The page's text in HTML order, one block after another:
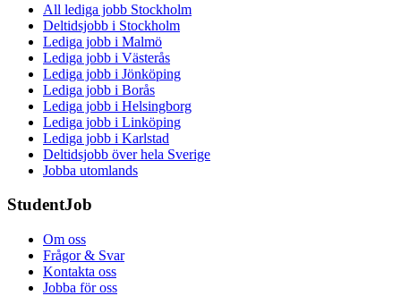
All lediga jobb Stockholm
Deltidsjobb i Stockholm
Lediga jobb i Malmö
Lediga jobb i Västerås
Lediga jobb i Jönköping
Lediga jobb i Borås
Lediga jobb i Helsingborg
Lediga jobb i Linköping
Lediga jobb i Karlstad
Deltidsjobb över hela Sverige
Jobba utomlands
StudentJob
Om oss
Frågor & Svar
Kontakta oss
Jobba för oss